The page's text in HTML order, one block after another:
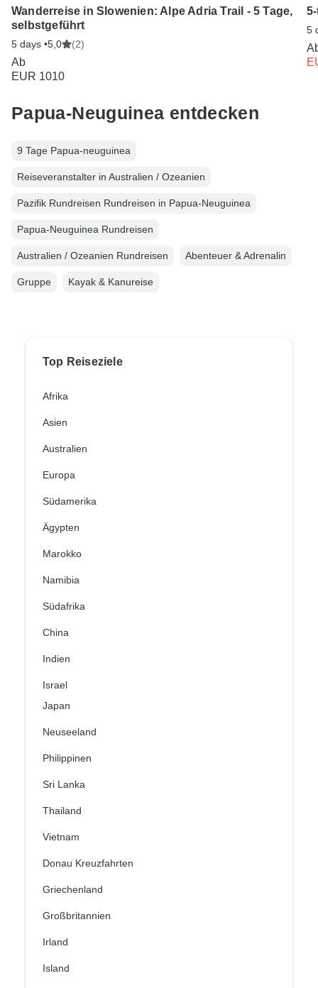
Wanderreise in Slowenien: Alpe Adria Trail - 5 Tage,
selbstgeführt
5 days •5,0 (2)
Ab
EUR 1010
5
Papua-Neuguinea entdecken
9 Tage Papua-neuguinea
Reiseveranstalter in Australien / Ozeanien
Pazifik Rundreisen Rundreisen in Papua-Neuguinea
Papua-Neuguinea Rundreisen
Australien / Ozeanien Rundreisen Abenteuer & Adrenalin
Gruppe Kayak & Kanureise
Top Reiseziele
Afrika
Asien
Australien
Europa
Südamerika
Ägypten
Marokko
Namibia
Südafrika
China
Indien
Israel
Japan
Neuseeland
Philippinen
Sri Lanka
Thailand
Vietnam
Donau Kreuzfahrten
Griechenland
Großbritannien
Irland
Island